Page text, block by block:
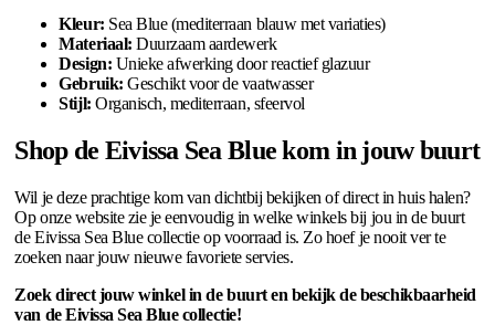
Kleur: Sea Blue (mediterraan blauw met variaties)
Materiaal: Duurzaam aardewerk
Design: Unieke afwerking door reactief glazuur
Gebruik: Geschikt voor de vaatwasser
Stijl: Organisch, mediterraan, sfeervol
Shop de Eivissa Sea Blue kom in jouw buurt
Wil je deze prachtige kom van dichtbij bekijken of direct in huis halen?
Op onze website zie je eenvoudig in welke winkels bij jou in de buurt
de Eivissa Sea Blue collectie op voorraad is. Zo hoef je nooit ver te
zoeken naar jouw nieuwe favoriete servies.
Zoek direct jouw winkel in de buurt en bekijk de beschikbaarheid
van de Eivissa Sea Blue collectie!